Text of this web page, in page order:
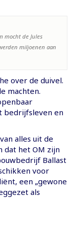
mocht de Jules
miljoenen aan
over de duivel.
machten.
bedrijfsleven en
alles uit de
dat het OM zijn
Ballast
voor
een „gewone
als